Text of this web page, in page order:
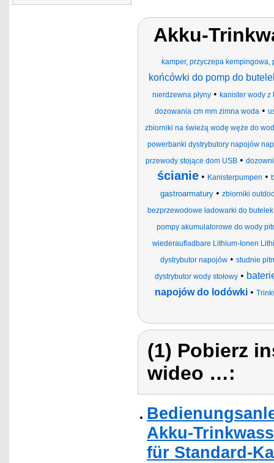
Akku-
kamper, przyczepa
końcówki do pomp do
nierdzewna płyny• kanister wody
dozowania cm mm zimna woda •
zbiorniki na świeżą wodę węże do
powerbanki dystrybutory napojów
przewody stojące dom USB•
ścianie • Kanisterpumpen •
gastroarmatury • zbiorniki
bezprzewodowe ładowarki do
pompy akumulatorowe do wody
wiederaufladbare Lithium-Ionen
dystrybutor napojów• studnie
dystrybutor wody stołowy•
napojów do lodówki•
(1) Pobierz
wideo …:
Akku-
für Standard-